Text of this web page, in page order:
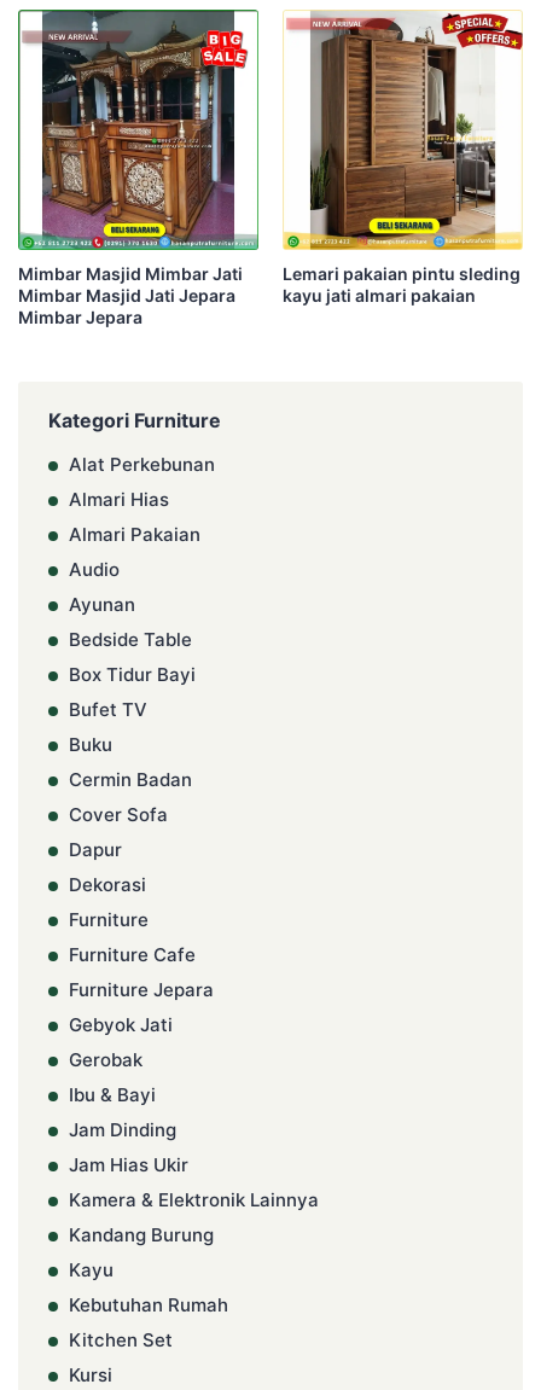
Mimbar Masjid Mimbar Jati
Mimbar Masjid Jati Jepara
Mimbar Jepara
Lemari pakaian pintu sleding
kayu jati almari pakaian
Kategori Furniture
Alat Perkebunan
Almari Hias
Almari Pakaian
Audio
Ayunan
Bedside Table
Box Tidur Bayi
Bufet TV
Buku
Cermin Badan
Cover Sofa
Dapur
Dekorasi
Furniture
Furniture Cafe
Furniture Jepara
Gebyok Jati
Gerobak
Ibu & Bayi
Jam Dinding
Jam Hias Ukir
Kamera & Elektronik Lainnya
Kandang Burung
Kayu
Kebutuhan Rumah
Kitchen Set
Kursi